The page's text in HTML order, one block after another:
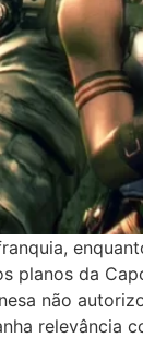
da
não
relevância